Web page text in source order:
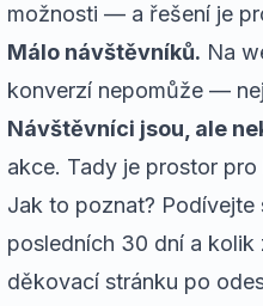
možnosti — a řešení je
Málo návštěvníků. Na
konverzí nepomůže —
Návštěvníci jsou, ale
akce. Tady je prostor
Jak to poznat?
posledních 30 dní a kolik
děkovací stránku po